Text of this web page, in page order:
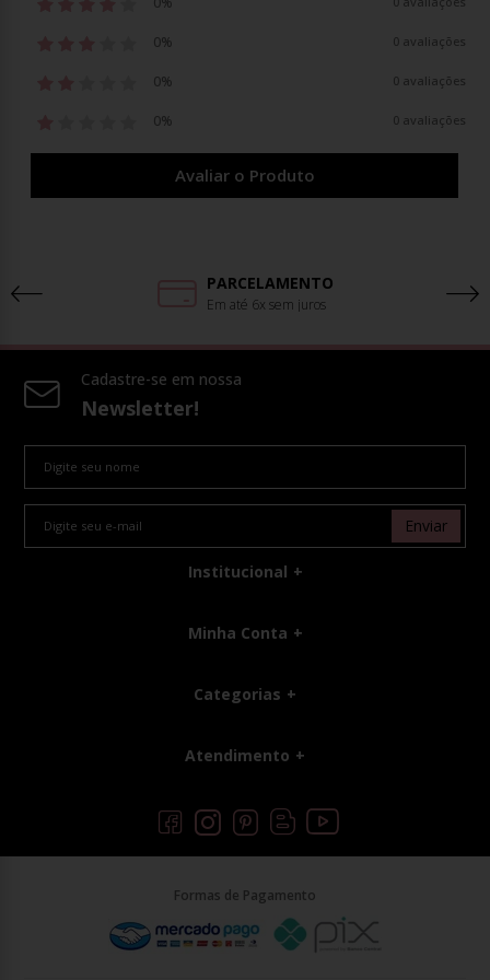
0% 0 avaliações
0% 0 avaliações
0% 0 avaliações
Avaliar o Produto
PARCELAMENTO
Em até 6x sem juros
Cadastre-se em nossa
Newsletter!
Enviar
Institucional
Minha Conta
Categorias
Atendimento
Formas de Pagamento